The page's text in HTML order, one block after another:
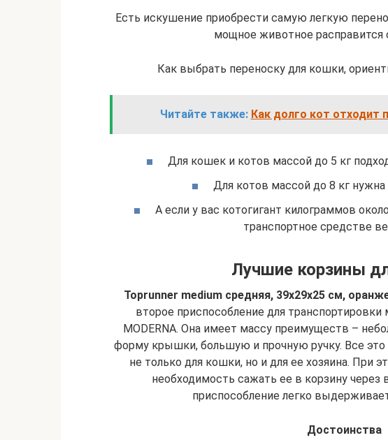
Есть искушение приобрести самую легкую
мощное животное расправится
Как выбрать переноску для кошки,
Читайте также: Как долго кот отходит
Для кошек и котов массой до 5 кг
Для котов массой до 8 кг нужна
А если у вас котогигант килограммов
транспортное средстве
Лучшие корзины
Toprunner medium средняя, 39х29х25 см,
второе приспособление для
MODERNA. Она имеет массу преимуществ –
форму крышки, большую и прочную ручку. Все
не только для кошки, но и для ее хозяина. При
необходимость сажать ее в корзину через
приспособление легко
Достоинства